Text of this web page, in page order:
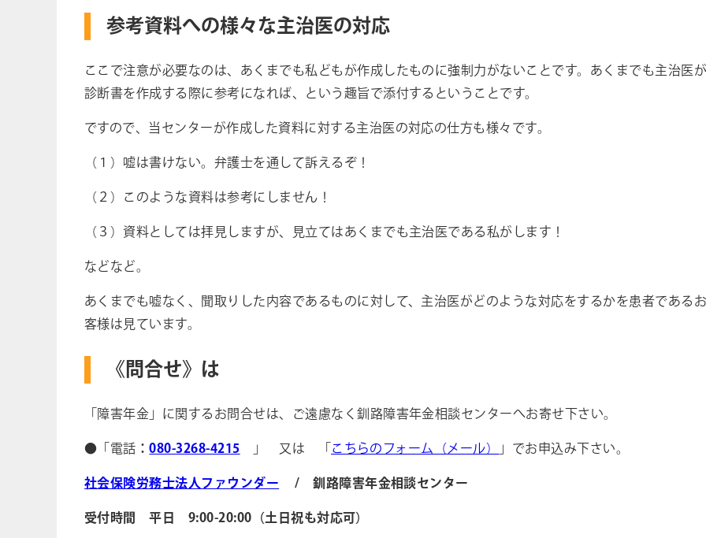
参考資料への様々な主治医の対応
ここで注意が必要なのは、あくまでも私どもが作成したものに強制力がないことです。あくまでも主治医
診断書を作成する際に参考になれば、という趣旨で添付するということです。
ですので、当センターが作成した資料に対する主治医の対応の仕方も様々です。
（１）嘘は書けない。弁護士を通して訴えるぞ！
（２）このような資料は参考にしません！
（３）資料としては拝見しますが、見立てはあくまでも主治医である私がします！
などなど。
あくまでも嘘なく、聞取りした内容であるものに対して、主治医がどのような対応をするかを患者である
客様は見ています。
《問合せ》は
「障害年金」に関するお問合せは、ご遠慮なく釧路障害年金相談センターへお寄せ下さい。
●「電話 ：080-3268-4215 」 又は 「こちらのフォーム（メール）」でお申込み下さい。
社会保険労務士法人ファウンダー/ 釧路障害年金相談センター
受付時間 平日 9:00-20:00（土日祝も対応可）